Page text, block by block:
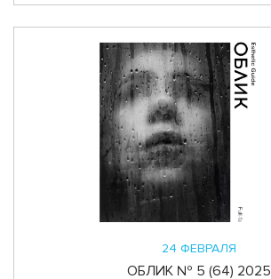
24 ФЕВРАЛЯ
ОБЛИК № 5 (64) 2025